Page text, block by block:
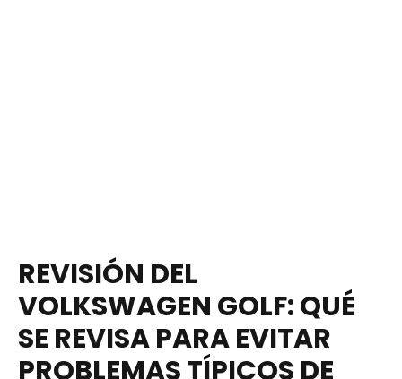
REVISIÓN DEL
VOLKSWAGEN GOLF: QUÉ
SE REVISA PARA EVITAR
PROBLEMAS TÍPICOS DE